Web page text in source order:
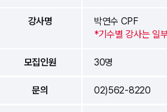
강사명
박연수 CPF
*기수별 강사는 일
모집인원 30명
문의 02)562-8220